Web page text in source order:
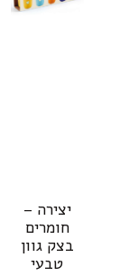
יצירה –
חומרים
בצק גוון
טבעי